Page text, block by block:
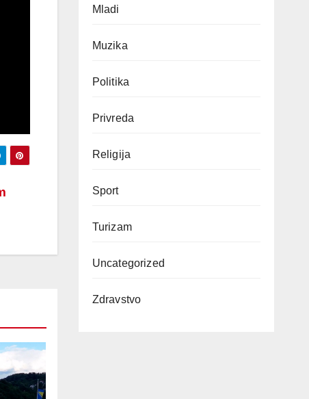
Mladi
Muzika
Politika
Privreda
Religija
Sport
Turizam
Uncategorized
Zdravstvo